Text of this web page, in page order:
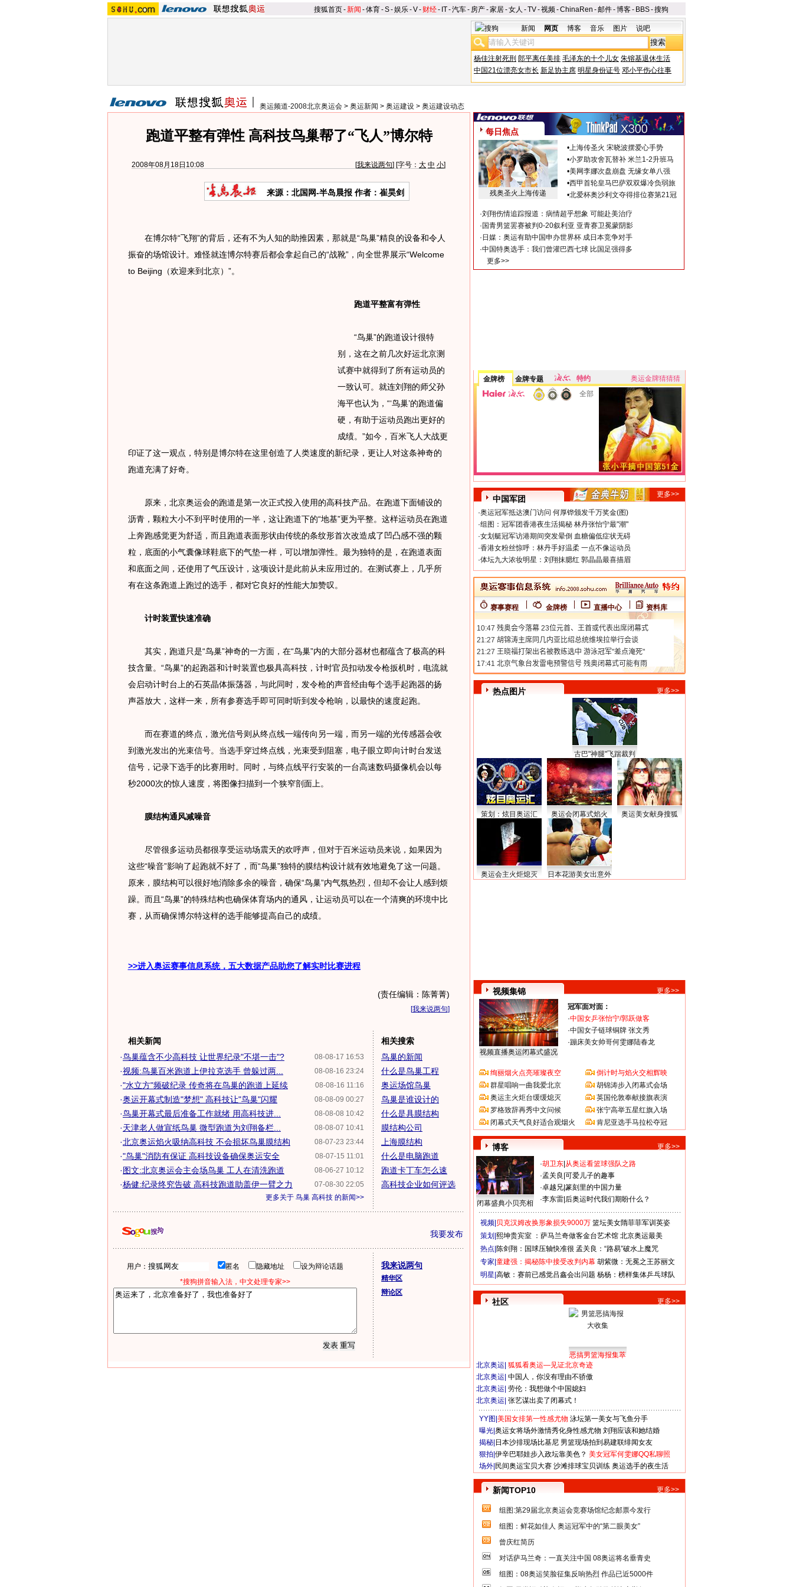
搜狐首页-新闻 -体育-S-娱乐-V- 财经- IT-汽车- 房产-家居-女人 -TV-视频-ChinaRen -邮件-博客- BBS-搜狗
新闻 网页 博客 音乐 图片 说吧
杨佳注射死刑 郎平离任美排 毛泽东的十个儿女 朱镕基退休生活
中国21位漂亮女市长 新足协主席 明星身份证号 邓小平伤心往事
奥运频道-2008北京奥运会 > 奥运新闻 > 奥运建设 > 奥运建设动态
跑道平整有弹性 高科技鸟巢帮了“飞人”博尔特
2008年08月18日10:08 [我来说两句] [字号： 大 中 小]
来源：北国网-半岛晨报 作者：崔昊剑
在博尔特“飞翔”的背后，还有不为人知的助推因素，那就是“鸟巢”精良的设备和令人
振奋的场馆设计。难怪就连博尔特赛后都会拿起自己的“战靴”，向全世界展示“Welcome
to Beijing（欢迎来到北京）”。
跑道平整富有弹性
“鸟巢”的跑道设计很特
别，这在之前几次好运北京测
试赛中就得到了所有运动员的
一致认可。就连刘翔的师父孙
海平也认为，“‘鸟巢’的跑道偏
硬，有助于运动员跑出更好的
成绩。”如今，百米飞人大战更
印证了这一观点，特别是博尔特在这里创造了人类速度的新纪录，更让人对这条神奇的
跑道充满了好奇。
原来，北京奥运会的跑道是第一次正式投入使用的高科技产品。在跑道下面铺设的
沥青，颗粒大小不到平时使用的一半，这让跑道下的“地基”更为平整。这样运动员在跑道
上奔跑感觉更为舒适，而且跑道表面形状由传统的条纹形首次改造成了凹凸感不强的颗
粒，底面的小气囊像球鞋底下的气垫一样，可以增加弹性。最为独特的是，在跑道表面
和底面之间，还使用了气压设计，这项设计是此前从未应用过的。在测试赛上，几乎所
有在这条跑道上跑过的选手，都对它良好的性能大加赞叹。
计时装置快速准确
其实，跑道只是“鸟巢”神奇的一方面，在“鸟巢”内的大部分器材也都蕴含了极高的科
技含量。“鸟巢”的起跑器和计时装置也极具高科技，计时官员扣动发令枪扳机时，电流就
会启动计时台上的石英晶体振荡器，与此同时，发令枪的声音经由每个选手起跑器的扬
声器放大，这样一来，所有参赛选手即可同时听到发令枪响，以最快的速度起跑。
而在赛道的终点，激光信号则从终点线一端传向另一端，而另一端的光传感器会收
到激光发出的光束信号。当选手穿过终点线，光束受到阻塞，电子眼立即向计时台发送
信号，记录下选手的比赛用时。同时，与终点线平行安装的一台高速数码摄像机会以每
秒2000次的惊人速度，将图像扫描到一个狭窄剖面上。
膜结构通风减噪音
尽管很多运动员都很享受运动场震天的欢呼声，但对于百米运动员来说，如果因为
这些“噪音”影响了起跑就不好了，而“鸟巢”独特的膜结构设计就有效地避免了这一问题。
原来，膜结构可以很好地消除多余的噪音，确保“鸟巢”内气氛热烈，但却不会让人感到烦
躁。而且“鸟巢”的特殊结构也确保体育场内的通风，让运动员可以在一个清爽的环境中比
赛，从而确保博尔特这样的选手能够提高自己的成绩。
>>进入奥运赛事信息系统，五大数据产品助您了解实时比赛进程
(责任编辑：陈菁菁)
[我来说两句]
相关新闻
08-08-17 16:53
·鸟巢蕴含不少高科技 让世界纪录"不堪一击"?
08-08-16 23:24
·视频:鸟巢百米跑道上伊拉克选手 曾躲过两...
08-08-16 11:16
·"水立方"频破纪录 传奇将在鸟巢的跑道上延续
08-08-09 00:27
·奥运开幕式制造"梦想" 高科技让"鸟巢"闪耀
08-08-08 10:42
·鸟巢开幕式最后准备工作就绪 用高科技进...
08-08-07 10:41
·天津老人做宣纸鸟巢 微型跑道为刘翔备栏...
08-07-23 23:44
·北京奥运焰火吸纳高科技 不会损坏鸟巢膜结构
08-07-15 11:01
·"鸟巢"消防有保证 高科技设备确保奥运安全
08-06-27 10:12
·图文:北京奥运会主会场鸟巢 工人在清洗跑道
07-08-30 22:05
·杨健:纪录终究告破 高科技跑道助盖伊一臂之力
更多关于 鸟巢 高科技 的新闻>>
相关搜索
鸟巢的新闻
什么是鸟巢工程
奥运场馆鸟巢
鸟巢是谁设计的
什么是具膜结构
膜结构公司
上海膜结构
什么是电脑跑道
跑道卡丁车怎么速
高科技企业如何评选
我要发布
用户： 匿名 隐藏地址
设为辩论话题
*搜狗拼音输入法，中文处理专家>>
我来说两句
精华区
辩论区
每日焦点
残奥圣火上海传递
•上海传圣火 宋晓波摆爱心手势
•小罗助攻舍瓦替补 米兰1-2升班马
•美网李娜次盘崩盘 无缘女单八强
•西甲首轮皇马巴萨双双爆冷负弱旅
•北爱杯奥沙利文夺得排位赛第21冠
·刘翔伤情追踪报道：病情超乎想象 可能赴美治疗
· 国青男篮罢赛被判0-20叙利亚 亚青赛卫冕蒙阴影
· 日媒：奥运有助中国申办世界杯 成日本竞争对手
·中国特奥选手：我们曾灌巴西七球 比国足强得多
更多>>
金牌榜 金牌专题 特约
奥运金牌猜猜猜
全部
中国军团
更多>>
·奥运冠军抵达澳门访问 何厚铧颁发千万奖金(图)
·组图：冠军团香港夜生活揭秘 林丹张怡宁最"潮"
·女划艇冠军访港期间突发晕倒 血糖偏低症状无碍
·香港女粉丝惊呼：林丹手好温柔 一点不像运动员
·体坛九大浓妆明星：刘翔抹腮红 郭晶晶最喜描眉
赛事赛程 金牌榜 直播中心 资料库
热点图片 更多>>
古巴"神腿"飞踹裁判
策划：炫目奥运汇 奥运会闭幕式焰火 奥运美女献身搜狐
奥运会主火炬熄灭 日本花游美女出意外
视频集锦 更多>>
视频直播奥运闭幕式盛况
冠军面对面：
·中国女乒张怡宁/郭跃做客
·中国女子链球铜牌 张文秀
·蹦床美女帅哥何雯娜陆春龙
绚丽烟火点亮璀璨夜空
群星唱响一曲我爱北京
奥运主火炬台缓缓熄灭
罗格致辞再秀中文问候
闭幕式天气良好适合观烟火
倒计时与焰火交相辉映
胡锦涛步入闭幕式会场
英国伦敦奉献接旗表演
张宁高举五星红旗入场
肯尼亚选手马拉松夺冠
博客 更多>>
闭幕盛典小贝亮相
·胡卫东 从奥运看篮球强队之路
·孟关良 可爱儿子的趣事
·卓越兄 篆刻里的中国力量
·李东雷 后奥运时代我们期盼什么？
视频| 贝克汉姆改换形象损失9000万 篮坛美女隋菲菲军训英姿
策划| 熙坤贵宾室 ：萨马兰奇做客金台艺术馆 北京奥运最美
热点| 陈剑翔：国球压轴快准很 孟关良：“路易”破水上魔咒
专家| 童建强：揭秘陈中接受改判内幕 胡紫微：无冕之王苏丽文
明星| 高敏：赛前已感觉吕鑫会出问题 杨杨：榜样集体乒乓球队
社区 更多>>
恶搞男篮海报集萃
北京奥运 狐狐看奥运—见证北京奇迹
北京奥运 中国人，你没有理由不骄傲
北京奥运 劳伦：我想做个中国媳妇
北京奥运 张艺谋出卖了闭幕式！
YY图| 美国女排第一性感尤物 泳坛第一美女与飞鱼分手
曝光| 奥运女将场外激情秀化身性感尤物 刘翔应该和她结婚
揭秘| 日本沙排现场比基尼 男篮现场拍到易建联绯闻女友
狠拍| 伊辛巴耶娃步入政坛靠美色？ 美女冠军何雯娜QQ私聊照
场外| 民间奥运宝贝大赛 沙滩排球宝贝训练 奥运选手的夜生活
新闻TOP10 更多>>
组图:第29届北京奥运会竞赛场馆纪念邮票今发行
组图：鲜花如佳人 奥运冠军中的“第二眼美女”
曾庆红简历
对话萨马兰奇：一直关注中国 08奥运将名垂青史
组图：08奥运笑脸征集反响热烈 作品已近5000件